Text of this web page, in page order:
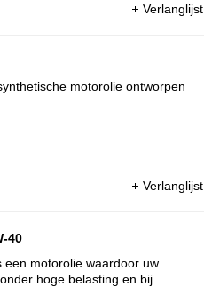
Verlanglijst
motorolie ontworpen
Verlanglijst
40
een motorolie waardoor uw
hoge belasting en bij